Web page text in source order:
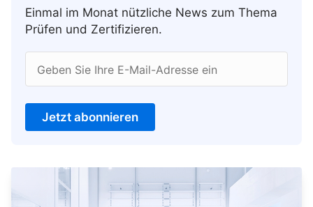
Einmal im Monat nützliche News zum Thema
Prüfen und Zertifizieren.
Geben Sie Ihre E-Mail-Adresse ein
Jetzt abonnieren